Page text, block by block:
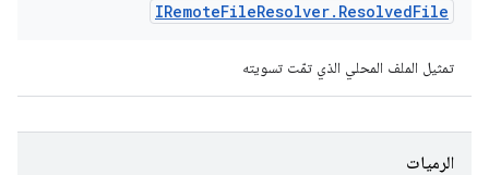
IRemoteFileResolver. ResolvedFile
تمثيل الملف المحلي الذي تمّت تسويته
الرميات